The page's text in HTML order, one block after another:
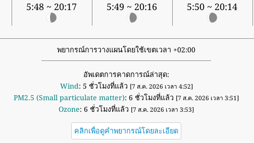
5:48 ~ 20:17 5:49 ~ 20:16 5:50 ~ 20:14
พยากรณ์การวางแผนโดยใช้เขตเวลา +02:00
อัพเดตการคาดการณ์ล่าสุด:
Wind: 5 ชั่วโมงที่แล้ว [7 ส.ค. 2026 เวลา 4:52]
PM2.5 (Small particulate matter): 6 ชั่วโมงที่แล้ว [7 ส.ค. 2026 เวลา 3:51]
Ozone: 6 ชั่วโมงที่แล้ว [7 ส.ค. 2026 เวลา 3:53]
คลิกเพื่อดูคำพยากรณ์โดยละเอียด